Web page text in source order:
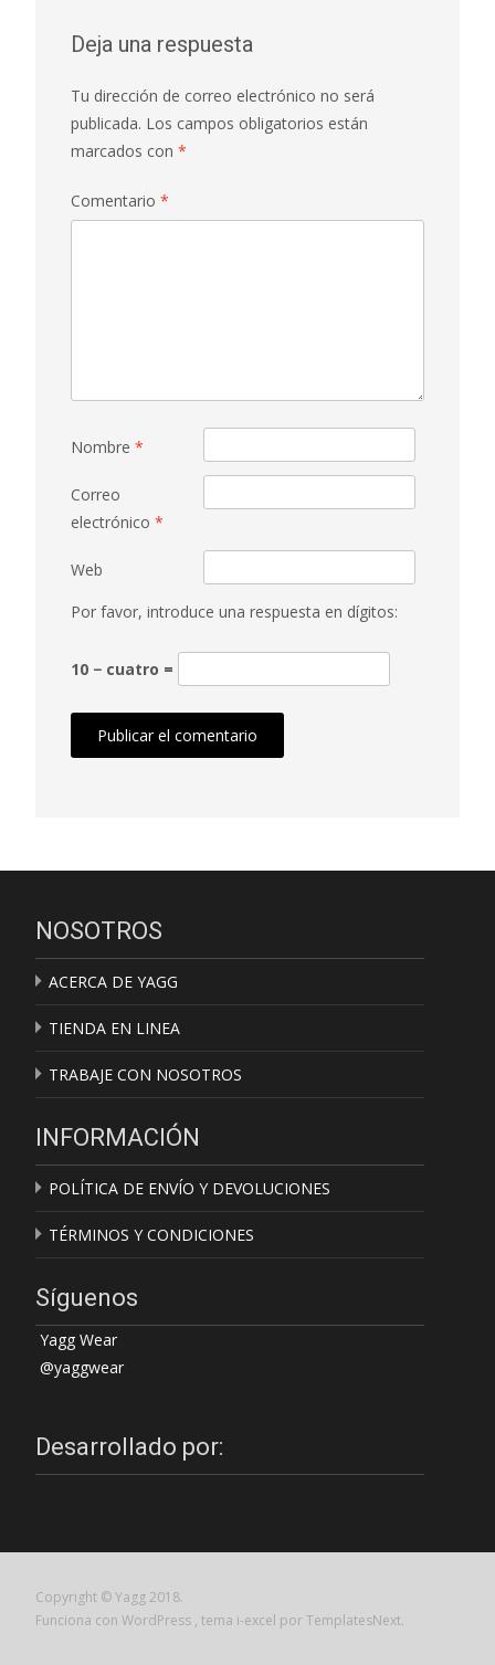
Deja una respuesta
Tu dirección de correo electrónico no será
publicada. Los campos obligatorios están
marcados con *
Comentario *
Nombre *
Correo
electrónico *
Web
Por favor, introduce una respuesta en dígitos:
10 − cuatro =
NOSOTROS
ACERCA DE YAGG
TIENDA EN LINEA
TRABAJE CON NOSOTROS
INFORMACIÓN
POLÍTICA DE ENVÍO Y DEVOLUCIONES
TÉRMINOS Y CONDICIONES
Síguenos
Yagg Wear
@yaggwear
Desarrollado por:
Copyright © Yagg 2018.
Funciona con WordPress , tema i-excel por TemplatesNext.